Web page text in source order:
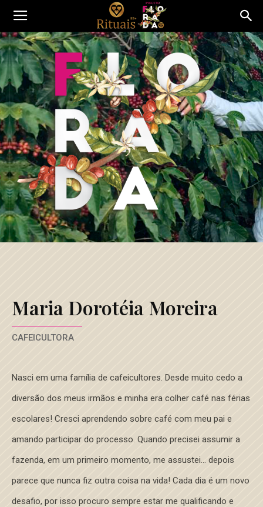
Maria Dorotéia Moreira
CAFEICULTORA
Nasci em uma família de cafeicultores. Desde muito cedo a
diversão dos meus irmãos e minha era colher café nas férias
escolares! Cresci aprendendo sobre café com meu pai e
amando participar do processo. Quando precisei assumir a
fazenda, em um primeiro momento, me assustei... depois
parece que nunca fiz outra coisa na vida! Cada dia é um novo
desafio, por isso procuro sempre estar me qualificando e